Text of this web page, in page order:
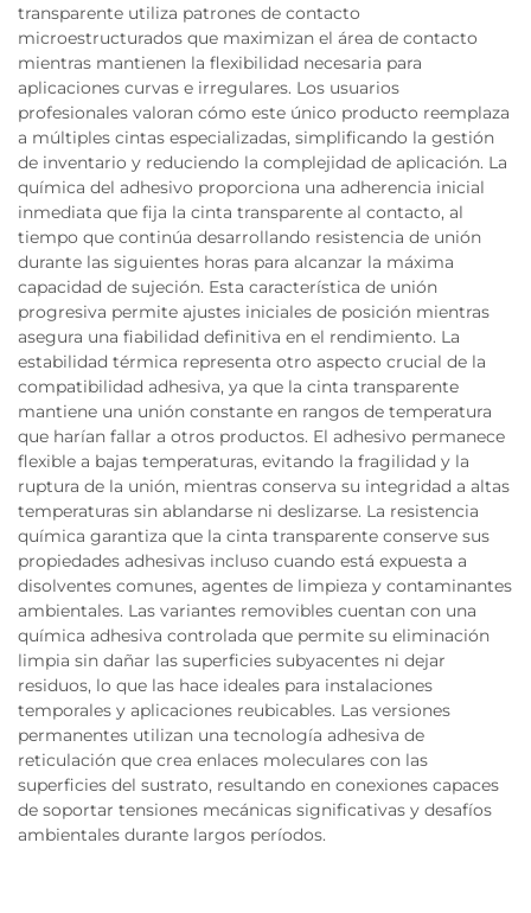
transparente utiliza patrones de contacto
microestructurados que maximizan el área de contacto
mientras mantienen la flexibilidad necesaria para
aplicaciones curvas e irregulares. Los usuarios
profesionales valoran cómo este único producto reemplaza
a múltiples cintas especializadas, simplificando la gestión
de inventario y reduciendo la complejidad de aplicación. La
química del adhesivo proporciona una adherencia inicial
inmediata que fija la cinta transparente al contacto, al
tiempo que continúa desarrollando resistencia de unión
durante las siguientes horas para alcanzar la máxima
capacidad de sujeción. Esta característica de unión
progresiva permite ajustes iniciales de posición mientras
asegura una fiabilidad definitiva en el rendimiento. La
estabilidad térmica representa otro aspecto crucial de la
compatibilidad adhesiva, ya que la cinta transparente
mantiene una unión constante en rangos de temperatura
que harían fallar a otros productos. El adhesivo permanece
flexible a bajas temperaturas, evitando la fragilidad y la
ruptura de la unión, mientras conserva su integridad a altas
temperaturas sin ablandarse ni deslizarse. La resistencia
química garantiza que la cinta transparente conserve sus
propiedades adhesivas incluso cuando está expuesta a
disolventes comunes, agentes de limpieza y contaminantes
ambientales. Las variantes removibles cuentan con una
química adhesiva controlada que permite su eliminación
limpia sin dañar las superficies subyacentes ni dejar
residuos, lo que las hace ideales para instalaciones
temporales y aplicaciones reubicables. Las versiones
permanentes utilizan una tecnología adhesiva de
reticulación que crea enlaces moleculares con las
superficies del sustrato, resultando en conexiones capaces
de soportar tensiones mecánicas significativas y desafíos
ambientales durante largos períodos.